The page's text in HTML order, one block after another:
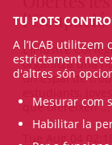
L’Il·lustre
organitza una
un espai de
que ofereixen ...
Tue Aug 04
TU POTS
A l’ICAB utilitzem
estrictament
d'altres són
Mesurar com
Habilitar la